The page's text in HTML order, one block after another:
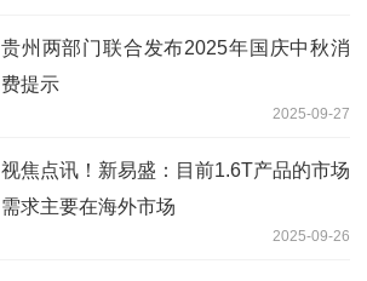
贵州两部门联合发布2025年国庆中秋消
费提示
2025-09-27
视焦点讯！新易盛：目前1.6T产品的市场
需求主要在海外市场
2025-09-26